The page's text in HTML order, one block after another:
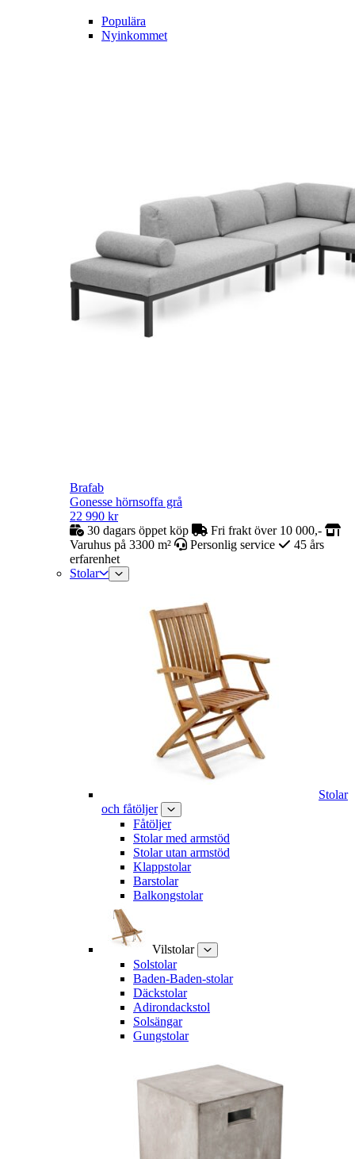
Populära
Nyinkommet
Brafab
Gonesse hörnsoffa grå
22 990 kr
30 dagars öppet köp
Fri frakt över 10 000,-
Varuhus på 3300 m²
Personlig service
45 års
erfarenhet
Stolar
Stolar
och fåtöljer
Fåtöljer
Stolar med armstöd
Stolar utan armstöd
Klappstolar
Barstolar
Balkongstolar
Vilstolar
Solstolar
Baden-Baden-stolar
Däckstolar
Adirondackstol
Solsängar
Gungstolar